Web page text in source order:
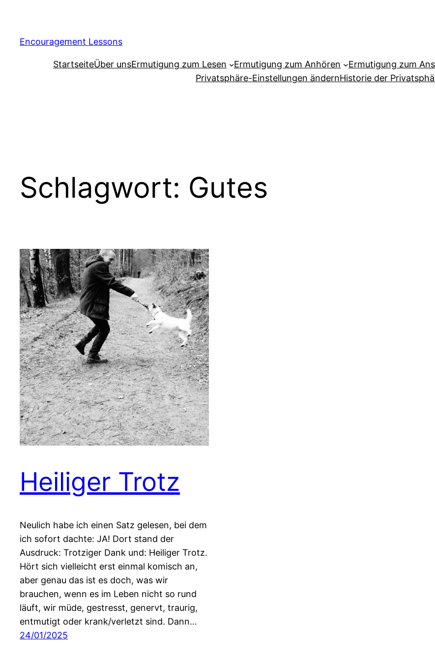
Encouragement Lessons
StartseiteÜber unsErmutigung zum Lesen Ermutigung zum Anhören Ermutigung zum
Privatsphäre-Einstellungen ändernHistorie der
Schlagwort: Gutes
Heiliger Trotz
Neulich habe ich einen Satz gelesen, bei dem
ich sofort dachte: JA! Dort stand der
Ausdruck: Trotziger Dank und: Heiliger Trotz.
Hört sich vielleicht erst einmal komisch an,
aber genau das ist es doch, was wir
brauchen, wenn es im Leben nicht so rund
läuft, wir müde, gestresst, genervt, traurig,
entmutigt oder krank/verletzt sind. Dann…
24/01/2025